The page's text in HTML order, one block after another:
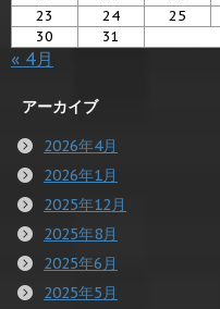
23
24 25
30
31
« 4月
アーカイブ
2026年4月
2026年1月
2025年12月
2025年8月
2025年6月
2025年5月